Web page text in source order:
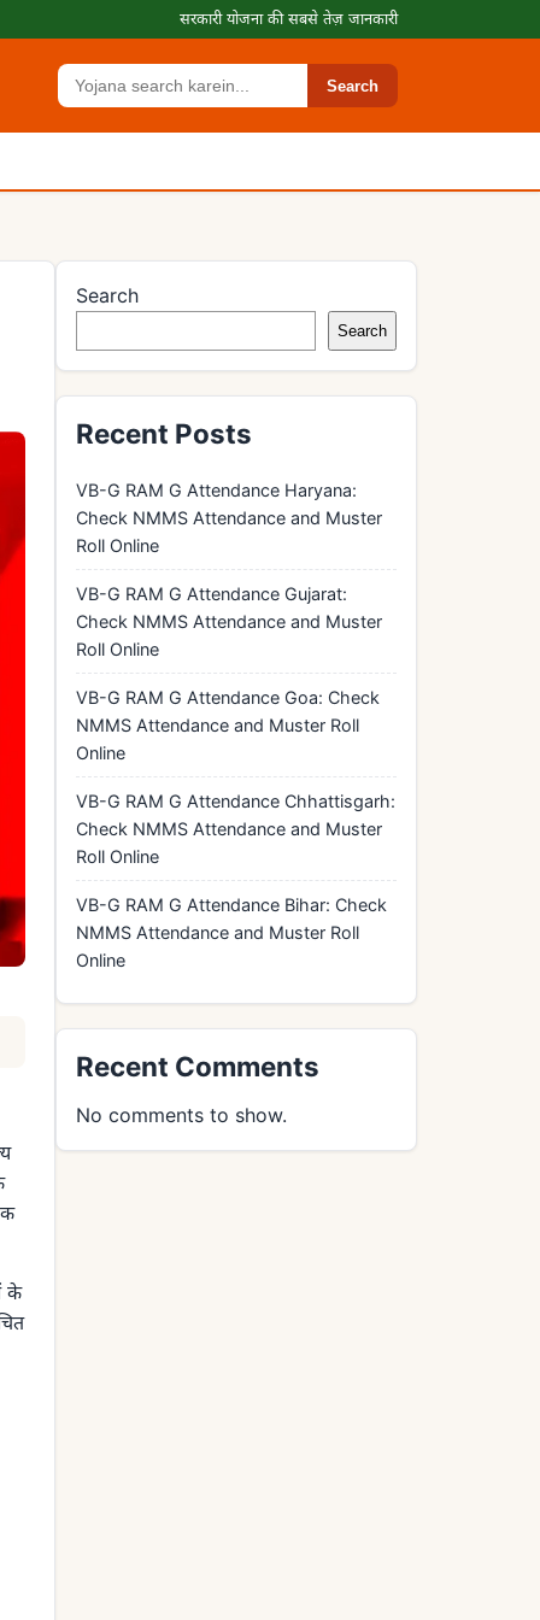
सरकारी योजना की सबसे तेज़ जानकारी
Search Search
के
Search
Search
Recent Posts
VB-G RAM G Attendance Haryana:
Check NMMS Attendance and Muster
Roll Online
VB-G RAM G Attendance Gujarat:
Check NMMS Attendance and Muster
Roll Online
VB-G RAM G Attendance Goa: Check
NMMS Attendance and Muster Roll
Online
VB-G RAM G Attendance Chhattisgarh:
Check NMMS Attendance and Muster
Roll Online
VB-G RAM G Attendance Bihar: Check
NMMS Attendance and Muster Roll
Online
Recent Comments
No comments to show.